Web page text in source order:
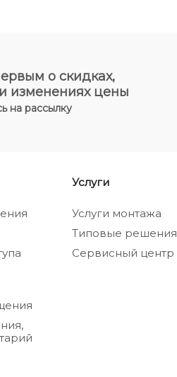
о скидках,
изменениях цены
на рассылку
Услуги
Услуги монтажа
Типовые решения
Сервисный центр